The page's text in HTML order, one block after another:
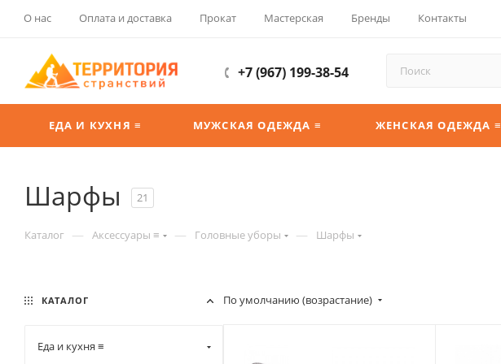
О нас Оплата и доставка Прокат Мастерская Бренды Контакты
+7 (967) 199-38-54
ЕДА И КУХНЯ ≡ МУЖСКАЯ ОДЕЖДА ≡ ЖЕНСКАЯ ОДЕЖДА ≡
Шарфы 21
Каталог — Аксессуары ≡ — Головные уборы — Шарфы
По умолчанию (возрастание)
КАТАЛОГ
Еда и кухня ≡